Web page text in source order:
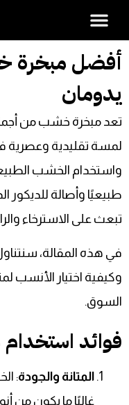
أفضل
يدومان
تعد مبخرة خشب من
لمسة تقليدية وعصرية
واستخدام الخشب
طبيعيًا وأصالة للديكور
تبعث على الاسترخاء
في هذه المقالة،
وكيفية اختيار الأنسب
السوق.
فوائد
المتانة والجودة:
غالبًا ما يكون من